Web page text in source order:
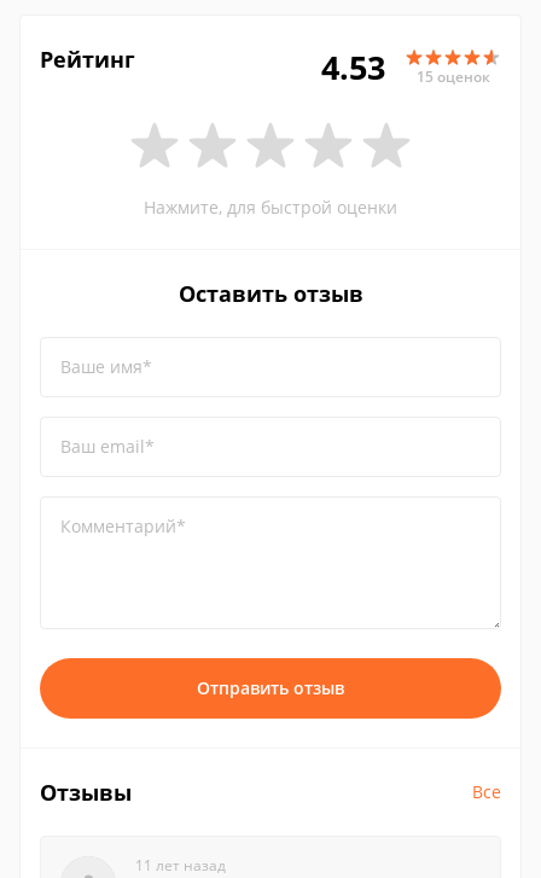
Рейтинг 4.53 15 оценок
Нажмите, для быстрой оценки
Оставить отзыв
Ваше имя*
Ваш email*
Комментарий*
Отправить отзыв
Отзывы Все
11 лет назад